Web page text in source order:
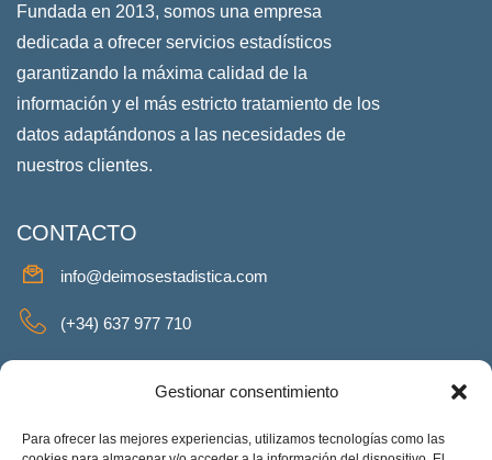
Gestionar consentimiento
Para ofrecer las mejores experiencias, utilizamos tecnologías como las
Fundada en 2013, somos una empresa
dedicada a ofrecer servicios estadísticos
garantizando la máxima calidad de la
información y el más estricto tratamiento de los
datos adaptándonos a las necesidades de
nuestros clientes.
CONTACTO
info@deimosestadistica.com
(+34) 637 977 710